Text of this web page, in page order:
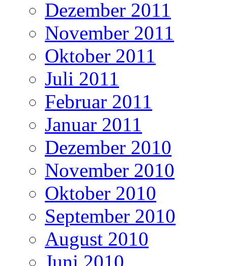
Dezember 2011
November 2011
Oktober 2011
Juli 2011
Februar 2011
Januar 2011
Dezember 2010
November 2010
Oktober 2010
September 2010
August 2010
Juni 2010